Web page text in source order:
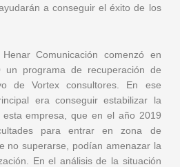
a conseguir el éxito de los
Comunicación comenzó en
un programa de recuperación de
de Vortex consultores. En ese
era conseguir estabilizar la
empresa, que en el año 2019
para entrar en zona de
no superarse, podían amenazar la
En el análisis de la situación